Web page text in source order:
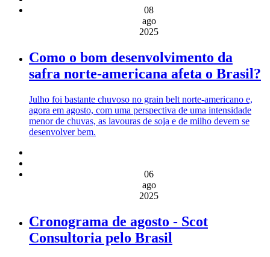
08
ago
2025
Como o bom desenvolvimento da
safra norte-americana afeta o Brasil?
Julho foi bastante chuvoso no grain belt norte-americano e,
agora em agosto, com uma perspectiva de uma intensidade
menor de chuvas, as lavouras de soja e de milho devem se
desenvolver bem.
06
ago
2025
Cronograma de agosto - Scot
Consultoria pelo Brasil